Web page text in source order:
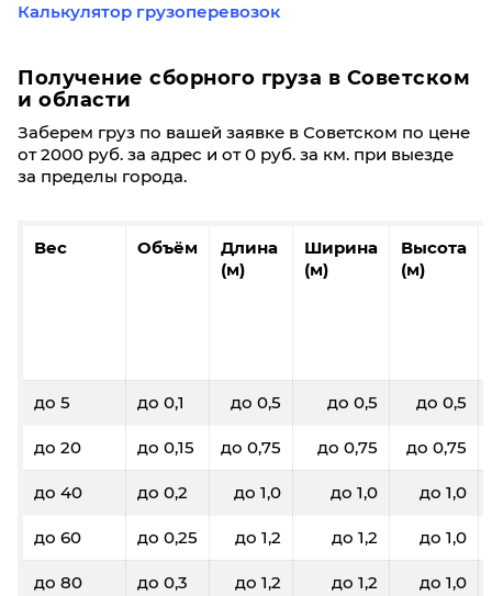
Калькулятор грузоперевозок
Получение сборного груза в Советском
и области
Заберем груз по вашей заявке в Советском по цене
от 2000 руб. за адрес и от 0 руб. за км. при выезде
за пределы города.
Вес Объём
Длина
(м)
Ширина
(м)
Высота
(м)
до 5 до 0,1 до 0,5 до 0,5 до 0,5
до 20 до 0,15 до 0,75 до 0,75 до 0,75
до 40 до 0,2 до 1,0 до 1,0 до 1,0
до 60 до 0,25 до 1,2 до 1,2 до 1,0
до 80 до 0,3 до 1,2 до 1,2 до 1,0